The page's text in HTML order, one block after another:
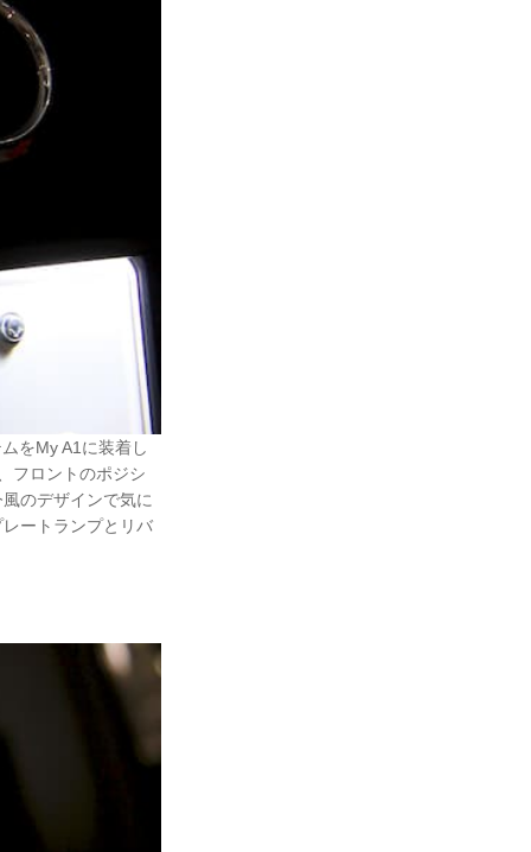
をMy A1に装着し
フロントのポジシ
のデザインで気に
ートランプとリバ